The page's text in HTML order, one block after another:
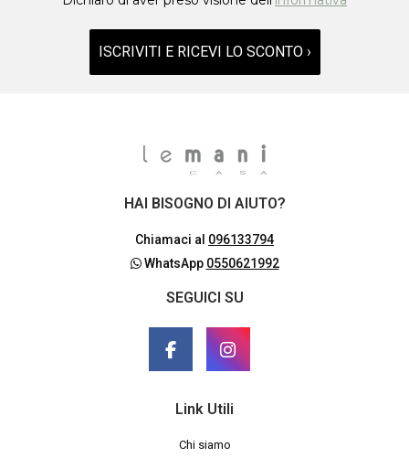
ISCRIVITI E RICEVI LO SCONTO ›
HAI BISOGNO DI AIUTO?
Chiamaci al 096133794
WhatsApp 0550621992
SEGUICI SU
Link Utili
Chi siamo